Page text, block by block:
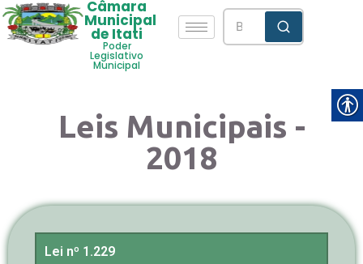
Câmara
Municipal
de Itati
Poder
Legislativo
Municipal
Leis Municipais -
2018
Lei nº 1.229